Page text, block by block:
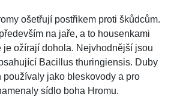
ošetřují postřikem proti škůdcům.
na jaře, a to housenkami
je ožírají dohola. Nejvhodnější jsou
Bacillus thuringiensis. Duby
používaly jako bleskovody a pro
sídlo boha Hromu.